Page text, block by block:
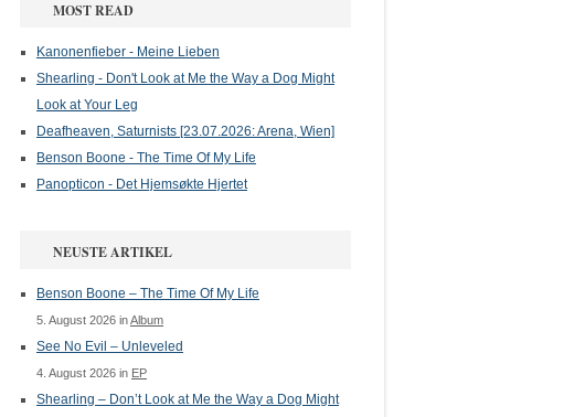
MOST READ
Kanonenfieber - Meine Lieben
Shearling - Don't Look at Me the Way a Dog Might
Look at Your Leg
Deafheaven, Saturnists [23.07.2026: Arena, Wien]
Benson Boone - The Time Of My Life
Panopticon - Det Hjemsøkte Hjertet
NEUSTE ARTIKEL
Benson Boone – The Time Of My Life
5. August 2026 inAlbum
See No Evil – Unleveled
4. August 2026 in EP
Shearling – Don’t Look at Me the Way a Dog Might